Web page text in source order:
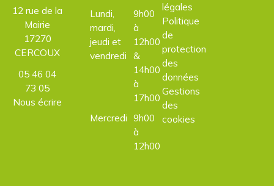
12 rue de la
Mairie
17270
CERCOUX
05 46 04
73 05
Nous écrire
Lundi,
mardi,
jeudi et
vendredi
9h00
à
12h00
&
14h00
à
17h00
Mercredi 9h00
à
12h00
légales
Politique
de
protection
des
données
Gestions
des
cookies